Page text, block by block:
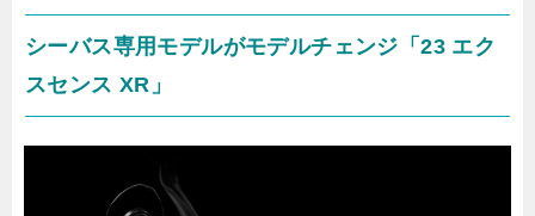
シーバス専用モデルがモデルチェンジ「23 エク
スセンス XR」